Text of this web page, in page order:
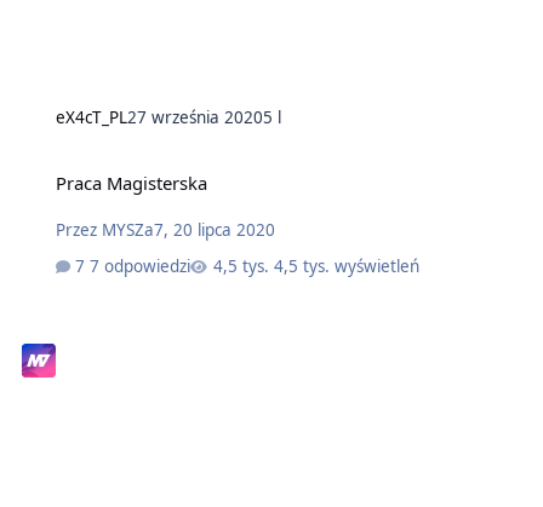
eX4cT_PL27 września 20205 l
Praca Magisterska
Przez MYSZa7, 20 lipca 2020
7 odpowiedzi
4,5 tys. wyświetleń